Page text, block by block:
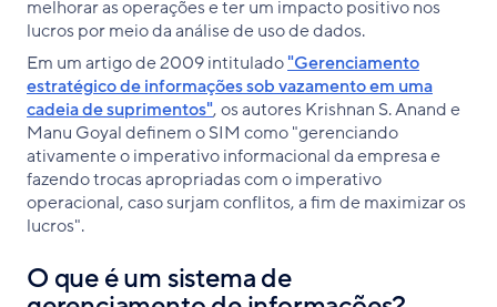
melhorar as operações e ter um impacto positivo nos
lucros por meio da análise de uso de dados.
Em um artigo de 2009 intitulado"Gerenciamento
estratégico de informações sob vazamento em uma
cadeia de suprimentos", os autores Krishnan S. Anand e
Manu Goyal definem o SIM como "gerenciando
ativamente o imperativo informacional da empresa e
fazendo trocas apropriadas com o imperativo
operacional, caso surjam conflitos, a fim de maximizar os
lucros".
O que é um sistema de